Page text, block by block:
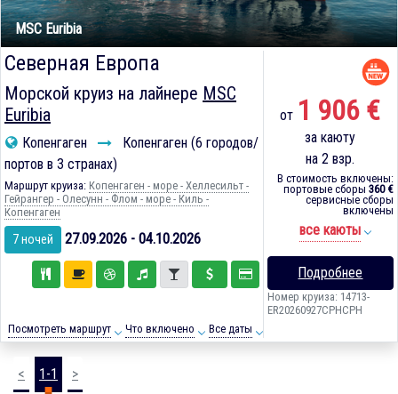
MSC Euribia
Северная Европа
Морской круиз на лайнере MSC
Euribia
Копенгаген
Копенгаген (6 городов/
портов в 3 странах)
Маршрут круиза: Копенгаген - море - Хеллесильт -
Гейрангер - Олесунн - Флом - море - Киль -
Копенгаген
7 ночей 27.09.2026 - 04.10.2026
Посмотреть маршрут Что включено Все даты
от 1 906 €
за каюту
на 2 взр.
В стоимость включены:
портовые сборы 360 €
сервисные сборы
включены
все каюты
Подробнее
Номер круиза: 14713-
ER20260927CPHCPH
< 1-1 >